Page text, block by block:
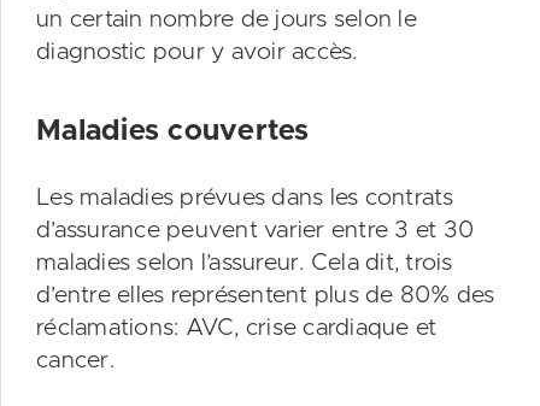
un certain nombre de jours selon le
diagnostic pour y avoir accès.
Maladies couvertes
Les maladies prévues dans les contrats
d’assurance peuvent varier entre 3 et 30
maladies selon l’assureur. Cela dit, trois
d’entre elles représentent plus de 80% des
réclamations: AVC, crise cardiaque et
cancer.